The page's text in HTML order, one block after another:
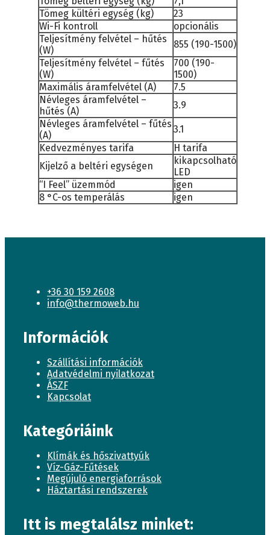
Tömeg kültéri egység (kg)
23
Wi-Fi kontroll
opcionális
Teljesítmény felvétel – hűtés
(W)
855 (190-1500)
Teljesítmény felvétel – fűtés
(W)
700 (190-
1500)
Maximális áramfelvétel (A)
7.5
Névleges áramfelvétel –
hűtés (A)
3.9
Névleges áramfelvétel – fűtés
(A)
3.1
Kedvezményes tarifa
H tarifa
Kijelző a beltéri egységen
kikapcsolható
LED
“I Feel” üzemmód
igen
8 °C-os temperálás
igen
+36 30 159 2608
info@thermoweb.hu
Információk
Szállítási információk
Adatvédelmi nyilatkozat
ÁSZF
Kapcsolat
Kategóriáink
Klímák és hőszivattyúk
Víz-Gáz-Fűtések
Megújuló energiaforrások
Háztartási rendszerek
Itt is megtalálsz minket: